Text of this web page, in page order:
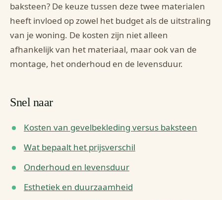
baksteen? De keuze tussen deze twee materialen
heeft invloed op zowel het budget als de uitstraling
van je woning. De kosten zijn niet alleen
afhankelijk van het materiaal, maar ook van de
montage, het onderhoud en de levensduur.
Snel naar
Kosten van gevelbekleding versus baksteen
Wat bepaalt het prijsverschil
Onderhoud en levensduur
Esthetiek en duurzaamheid